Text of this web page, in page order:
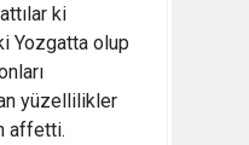
ki
olup
yüzellilikler
affetti.